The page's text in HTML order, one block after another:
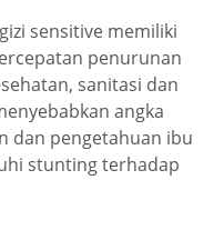
sensitive memiliki
penurunan
sanitasi dan
angka
dan pengetahuan ibu
stunting terhadap